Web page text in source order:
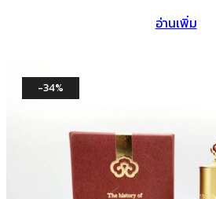
was:
อ่านเพิ่ม
-34%